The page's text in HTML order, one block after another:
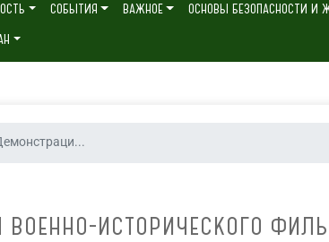
СОБЫТИЯ ВАЖНОЕ ОСНОВЫ БЕЗОПАСНОСТИ И
ВОЕННО-ИСТОРИЧЕСКОГО